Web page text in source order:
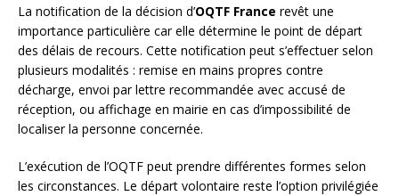
La notification de la décision d’OQTF France revêt une
importance particulière car elle détermine le point de départ
des délais de recours. Cette notification peut s’effectuer selon
plusieurs modalités : remise en mains propres contre
décharge, envoi par lettre recommandée avec accusé de
réception, ou affichage en mairie en cas d’impossibilité de
localiser la personne concernée.
L’exécution de l’OQTF peut prendre différentes formes selon
les circonstances. Le départ volontaire reste l’option privilégiée